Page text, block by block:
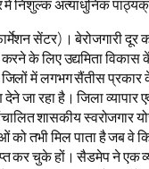
निशुल्क अत्याधुनिक
सेंटर)। बेरोजगारी
के लिए उद्यमिता विकास
में लगभग सैंतीस प्रकार
जा रहा है। जिला व्यापार
शासकीय स्वरोजगार
को तभी मिल पाता है जब वे
कर चुके हों। सैडमेप ने एक